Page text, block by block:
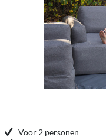
Voor 2 personen